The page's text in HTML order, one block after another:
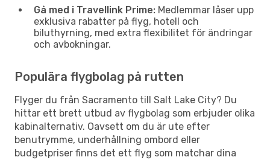
Gå med i Travellink Prime: Medlemmar låser upp
exklusiva rabatter på flyg, hotell och
biluthyrning, med extra flexibilitet för ändringar
och avbokningar.
Populära flygbolag på rutten
Flyger du från Sacramento till Salt Lake City? Du
hittar ett brett utbud av flygbolag som erbjuder olika
kabinalternativ. Oavsett om du är ute efter
benutrymme, underhållning ombord eller
budgetpriser finns det ett flyg som matchar dina